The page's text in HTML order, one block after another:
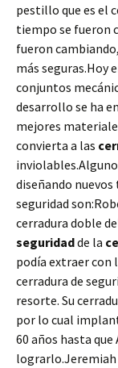
pestillo que es el
tiempo se fueron
fueron
más seguras.Hoy
conjuntos
desarrollo se ha
mejores
convierta a las
diseñando
seguridad
cerradura doble
seguridadde la
podía extraer con
cerradura de
resorte. Su
por lo cual
60 años hasta